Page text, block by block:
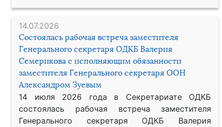
14.07.2026
Состоялась рабочая встреча заместителя
Генерального секретаря ОДКБ Валерия
Семерикова с исполняющим обязанности
заместителя Генерального секретаря ООН
Александром Зуевым
14 июля 2026 года в Секретариате ОДКБ
состоялась рабочая встреча заместителя
Генерального секретаря ОДКБ Валерия